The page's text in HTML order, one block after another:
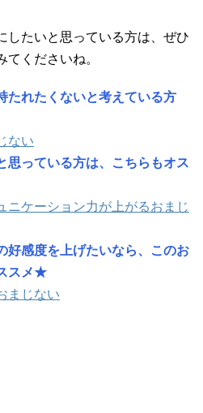
したいと思っている方は、ぜひ
てくださいね。
れたくないと考えている方
ない
っている方は、こちらもオス
ニケーション力が上がるおまじ
感度を上げたいなら、このお
スメ★
まじない